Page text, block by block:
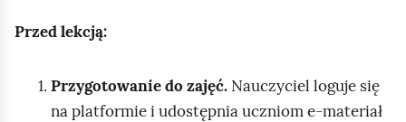
Przed lekcją:
Przygotowanie do zajęć. Nauczyciel loguje się
na platformie i udostępnia uczniom e‑materiał